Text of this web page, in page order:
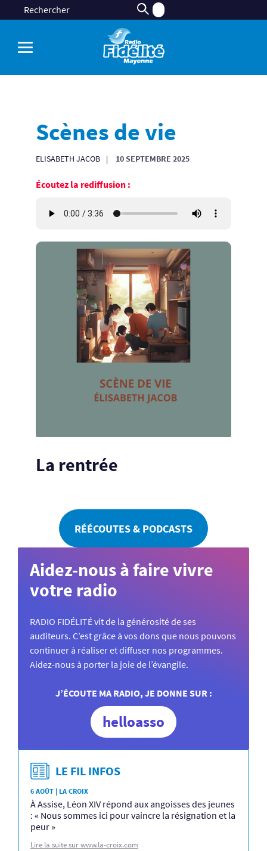
Scènes de vie
ELISABETH JACOB 10 SEPTEMBRE 2025
Écoutez la rediffusion :
La rentrée
RÉÉCOUTES & PODCASTS
Aidez-nous à faire vivre
votre radio
RADIO FIDÉLITÉ vit de la générosité de ses
auditeurs. C’est grâce à vos dons que nous pouvons
continuer à réaliser et diffuser nos programmes.
Aidez-nous à porter la joie de l’évangile.
J’ÉCOUTE MA RADIO, JE DONNE SUR :
helloasso
LE FIL INFOS
6 AOÛT | LA CROIX
À Assise, Léon XIV répond aux angoisses des jeunes
: « Nous sommes ici pour vaincre la résignation et la
peur »
Lire la suite sur www.la-croix.com